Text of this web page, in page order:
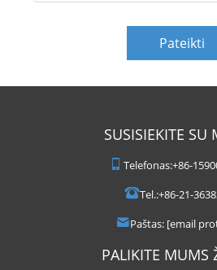
Pateikti
SUSISIEKITE SU
Telefonas:+86-
Tel.:+86-21-
Paštas: [email
PALIKITE MUMS